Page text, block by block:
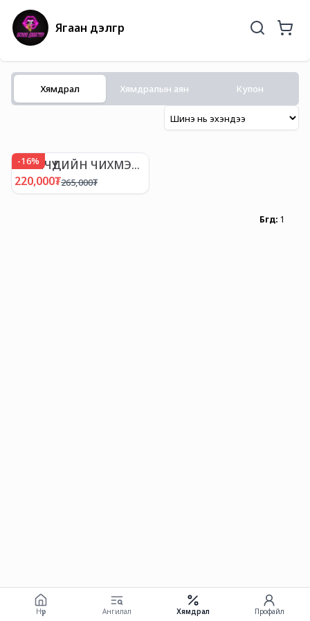
Ягаан дэлгүүр
Хямдрал Хямдралын аян Купон
-16%
БҮСГҮЙЧҮҮДИЙН ЧИХМЭЛ
ТОГЛООМ
220,000₮265,000₮
Бүгд: 1
Нүүр Ангилал Хямдрал Профайл